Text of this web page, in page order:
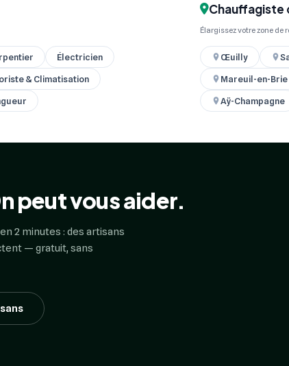
Électricien
& Climatisation
Chauffagiste
Élargissez votre zone de
Œuilly
Mareuil-en-Brie
Aÿ-Champagne
peut vous aider.
2 minutes : des artisans
— gratuit, sans